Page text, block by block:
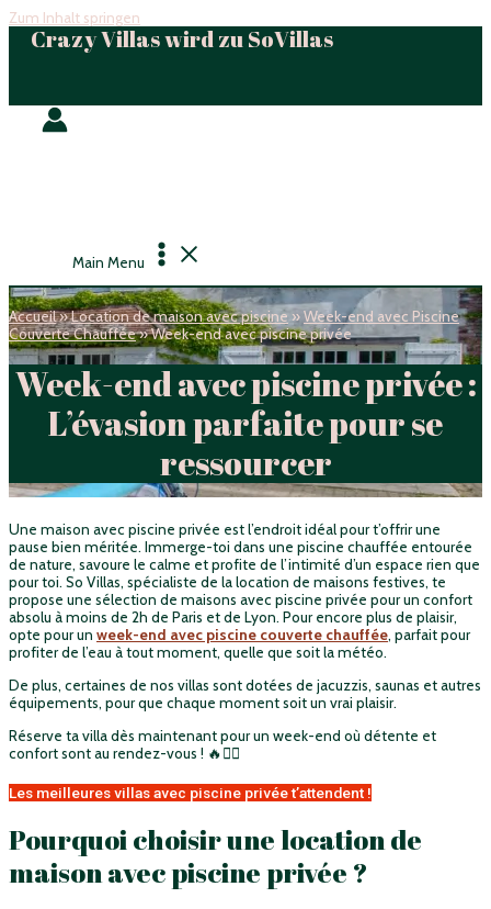
Zum Inhalt springen
Crazy Villas wird zu SoVillas
Main Menu
Accueil»Location de maison avec piscine »Week-end avec Piscine
Couverte Chauffée»Week-end avec piscine privée
Week-end avec piscine privée :
L’évasion parfaite pour se
ressourcer
Une maison avec piscine privée est l’endroit idéal pour t’offrir une
pause bien méritée. Immerge-toi dans une piscine chauffée entourée
de nature, savoure le calme et profite de l’intimité d’un espace rien que
pour toi. So Villas, spécialiste de la location de maisons festives, te
propose une sélection de maisons avec piscine privée pour un confort
absolu à moins de 2h de Paris et de Lyon. Pour encore plus de plaisir,
opte pour un week-end avec piscine couverte chauffée, parfait pour
profiter de l’eau à tout moment, quelle que soit la météo.
De plus, certaines de nos villas sont dotées de jacuzzis, saunas et autres
équipements, pour que chaque moment soit un vrai plaisir.
Réserve ta villa dès maintenant pour un week-end où détente et
confort sont au rendez-vous ! 🔥🏊‍♂️
Les meilleures villas avec piscine privée t’attendent !
Pourquoi choisir une location de
maison avec piscine privée ?